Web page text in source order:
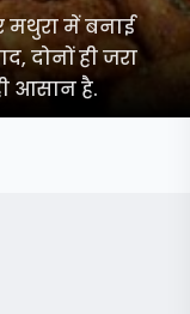
मथुरा में बनाई
दोनों ही जरा
आसान है.